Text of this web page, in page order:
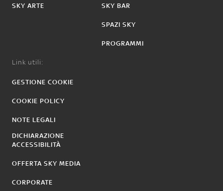
SKY ARTE SKY BAR
SPAZI SKY
PROGRAMMI
Link utili:
GESTIONE COOKIE
COOKIE POLICY
NOTE LEGALI
DICHIARAZIONE
ACCESSIBILITÀ
OFFERTA SKY MEDIA
CORPORATE